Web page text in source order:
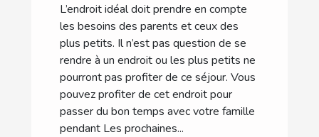
L’endroit idéal doit prendre en compte
les besoins des parents et ceux des
plus petits. Il n’est pas question de se
rendre à un endroit ou les plus petits ne
pourront pas profiter de ce séjour. Vous
pouvez profiter de cet endroit pour
passer du bon temps avec votre famille
pendant Les prochaines...